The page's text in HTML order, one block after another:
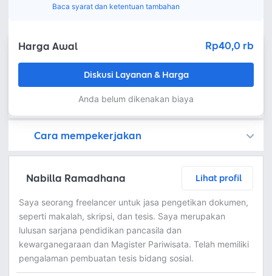
Baca syarat dan ketentuan tambahan
Harga Awal Rp40,0 rb
Diskusi Layanan & Harga
Anda belum dikenakan biaya
Cara mempekerjakan
Nabilla Ramadhana Lihat profil
Saya seorang freelancer untuk jasa pengetikan dokumen,
seperti makalah, skripsi, dan tesis. Saya merupakan
lulusan sarjana pendidikan pancasila dan
kewarganegaraan dan Magister Pariwisata. Telah memiliki
pengalaman pembuatan tesis bidang sosial.